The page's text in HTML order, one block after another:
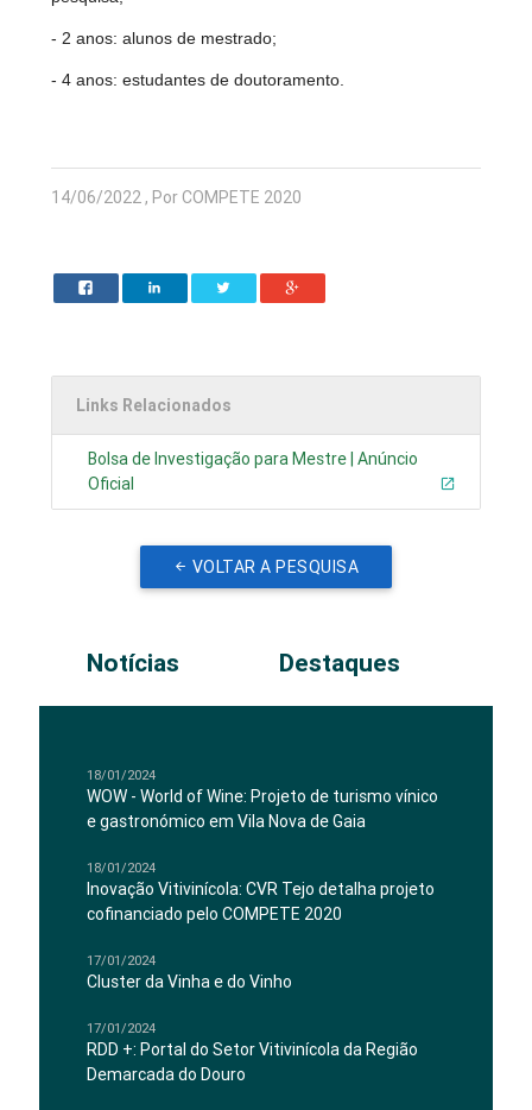
- 2 anos: alunos de mestrado;
- 4 anos: estudantes de doutoramento.
14/06/2022 , Por COMPETE 2020
Links Relacionados
Bolsa de Investigação para Mestre | Anúncio
Oficial
VOLTAR A PESQUISA
Notícias Destaques
18/01/2024
WOW - World of Wine: Projeto de turismo vínico
e gastronómico em Vila Nova de Gaia
18/01/2024
Inovação Vitivinícola: CVR Tejo detalha projeto
cofinanciado pelo COMPETE 2020
17/01/2024
Cluster da Vinha e do Vinho
17/01/2024
RDD +: Portal do Setor Vitivinícola da Região
Demarcada do Douro